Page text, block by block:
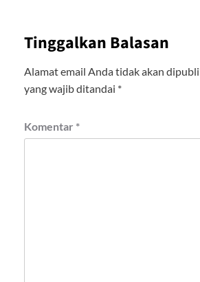
Tinggalkan Balasan
Alamat email Anda tidak akan
yang wajib ditandai *
Komentar *